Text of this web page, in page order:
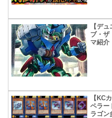
【デ
ブ・ザ
マ紹介
【KC
ペラー
ラゴン